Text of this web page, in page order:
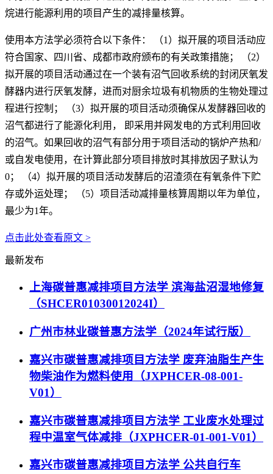
烷进行能源利用的项目产生的减排量核算。
使用本方法学必须符合以下条件： （1）拟开展的项目活动应
符合国家、四川省、成都市政府颁布的有关政策措施； （2）
拟开展的项目活动通过在一个装有沼气回收系统的封闭厌氧发
酵器内进行厌氧发酵，进而对厨余垃圾有机物质的生物处理过
程进行控制； （3）拟开展的项目活动须确保从发酵器回收的
沼气都进行了能源化利用， 即采用并网发电的方式利用回收
的沼气。如果回收的沼气有部分用于项目活动的锅炉产热和/
或自发电使用，在计算此部分项目排放时其排放因子默认为
0； （4）拟开展的项目活动发酵后的沼渣须在有氧条件下贮
存或外运处理； （5）项目活动减排量核算周期以年为单位，
最少为1年。
点击此处查看原文 >
最新发布
上海碳普惠减排项目方法学 滨海盐沼湿地修复
（SHCER01030012024I）
广州市林业碳普惠方法学（2024年试行版）
嘉兴市碳普惠减排项目方法学 废弃油脂生产生
物柴油作为燃料使用（JXPHCER-08-001-
V01）
嘉兴市碳普惠减排项目方法学 工业废水处理过
程中温室气体减排（JXPHCER-01-001-V01）
嘉兴市碳普惠减排项目方法学 公共自行车